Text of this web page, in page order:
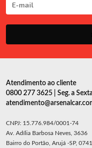
Atendimento ao cliente
0800 277 3625 | Seg. a
CNPJ: 15.776.984/0001-74
Av. Adília Barbosa Neves, 3636
Bairro do Portão, Arujá -SP,